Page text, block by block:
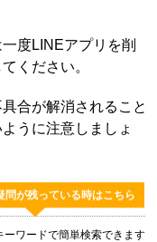
度LINEアプリを削
ください。
合が解消されること
うに注意しましょ
問が残っている時はこちら
ーワードで簡単検索できます